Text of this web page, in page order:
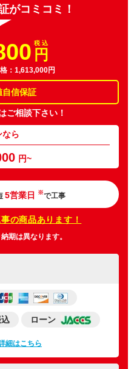
がコミコミ！
自信保証
ご相談下さい！
税 込
円
：1,613,000円
なら
円~
5営業日 ※で工事
の商品あります！
期は異なります。
ローン
細はこちら